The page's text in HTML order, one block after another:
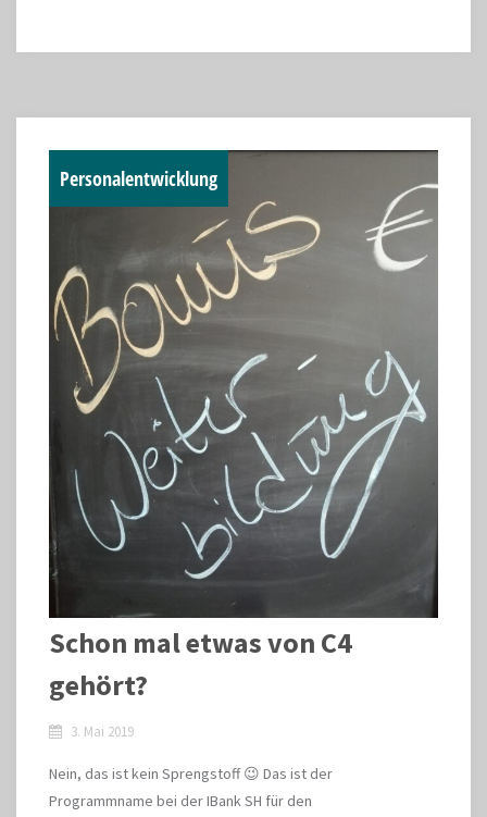
Personalentwicklung
Schon mal etwas von C4
gehört?
3. Mai 2019
Nein, das ist kein Sprengstoff 😉 Das ist der
Programmname bei der IBank SH für den